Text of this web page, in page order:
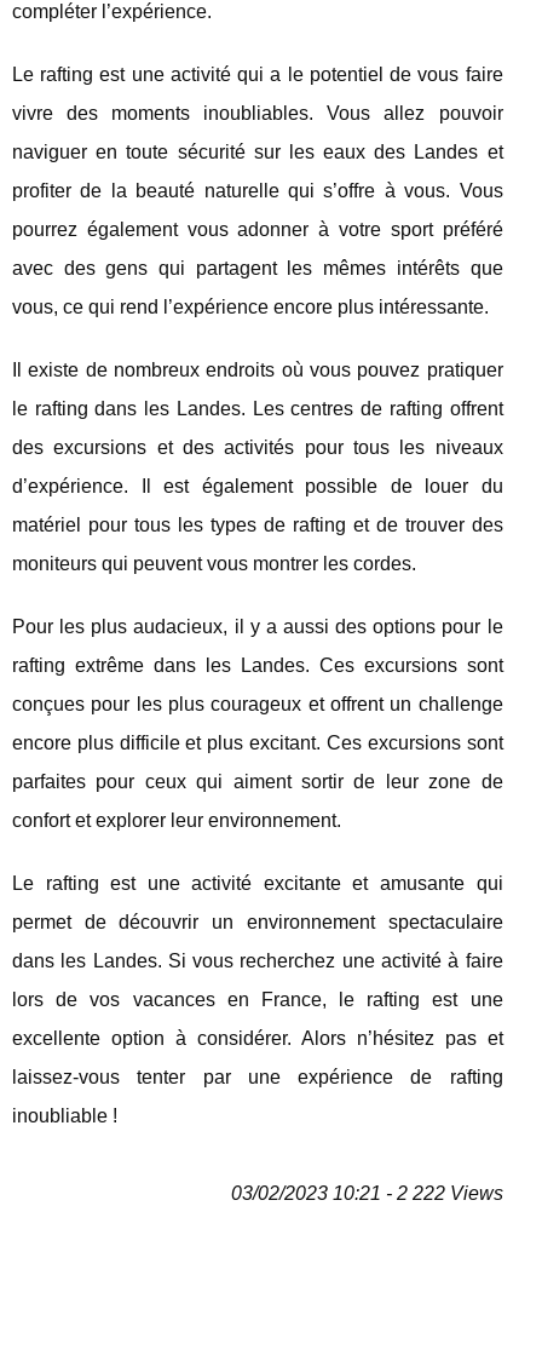
compléter l’expérience.
Le rafting est une activité qui a le potentiel de vous faire
vivre des moments inoubliables. Vous allez pouvoir
naviguer en toute sécurité sur les eaux des Landes et
profiter de la beauté naturelle qui s’offre à vous. Vous
pourrez également vous adonner à votre sport préféré
avec des gens qui partagent les mêmes intérêts que
vous, ce qui rend l’expérience encore plus intéressante.
Il existe de nombreux endroits où vous pouvez pratiquer
le rafting dans les Landes. Les centres de rafting offrent
des excursions et des activités pour tous les niveaux
d’expérience. Il est également possible de louer du
matériel pour tous les types de rafting et de trouver des
moniteurs qui peuvent vous montrer les cordes.
Pour les plus audacieux, il y a aussi des options pour le
rafting extrême dans les Landes. Ces excursions sont
conçues pour les plus courageux et offrent un challenge
encore plus difficile et plus excitant. Ces excursions sont
parfaites pour ceux qui aiment sortir de leur zone de
confort et explorer leur environnement.
Le rafting est une activité excitante et amusante qui
permet de découvrir un environnement spectaculaire
dans les Landes. Si vous recherchez une activité à faire
lors de vos vacances en France, le rafting est une
excellente option à considérer. Alors n’hésitez pas et
laissez-vous tenter par une expérience de rafting
inoubliable !
03/02/2023 10:21 - 2 222 Views